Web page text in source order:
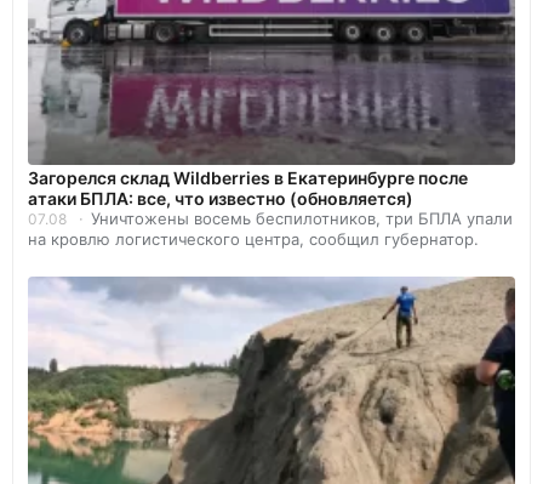
Загорелся склад Wildberries в Екатеринбурге после
атаки БПЛА: все, что известно (обновляется)
07.08
Уничтожены восемь беспилотников, три БПЛА упали
на кровлю логистического центра, сообщил губернатор.